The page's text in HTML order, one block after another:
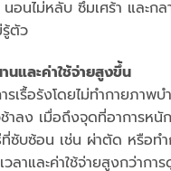
นอนไม่หลับ ซึมเศร้า และก
ตัว
นและค่าใช้จ่ายสูงขึ้น
รเรื้อรังโดยไม่ทำกายภาพ
าลง เมื่อถึงจุดที่อาการหนั
ซับซ้อน เช่น ผ่าตัด หรือทำ
ลาและค่าใช้จ่ายสูงกว่าก